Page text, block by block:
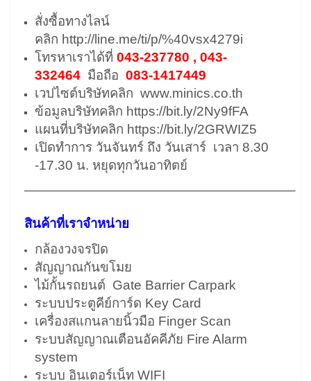
สั่งซื้อทางไลน์
คลิก http://line.me/ti/p/%40vsx4279i
โทรหาเราได้ที่ 043-237780 , 043-
332464 มือถือ 083-1417449
เวปไซต์บริษัทคลิก www.minics.co.th
ข้อมูลบริษัทคลิก https://bit.ly/2Ny9fFA
แผนที่บริษัทคลิก https://bit.ly/2GRWIZ5
เปิดทำการ วันจันทร์ ถึง วันเสาร์ เวลา 8.30
-17.30 น. หยุดทุกวันอาทิตย์
————————————————————–
สินค้าที่เราจำหน่าย
กล้องวงจรปิด
สัญญาณกันขโมย
ไม้กั้นรถยนต์ Gate Barrier Carpark
ระบบประตูคีย์การ์ด Key Card
เครื่องสแกนลายนิ้วมือ Finger Scan
ระบบสัญญาณเตือนอัคคีภัย Fire Alarm
system
ระบบ อินเตอร์เน็ท WIFI